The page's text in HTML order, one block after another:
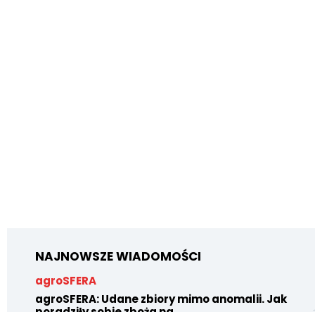
NAJNOWSZE WIADOMOŚCI
agroSFERA
agroSFERA: Udane zbiory mimo anomalii. Jak